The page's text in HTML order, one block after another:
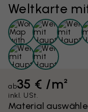
Weltkarte
ab35 € /m²
inkl. USt.
Material